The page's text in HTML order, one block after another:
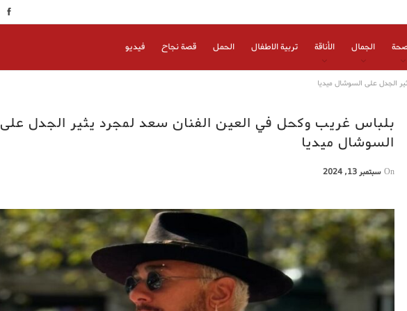
الجمال الأناقة تربية الاطفال الحمل قصة نجاح فيديو
الجدل على السوشال ميديا
بلباس غريب وكحل في العين الفنان سعد لمجرد يثير الجدل على
السوشال ميديا
On سبتمبر 13, 2024